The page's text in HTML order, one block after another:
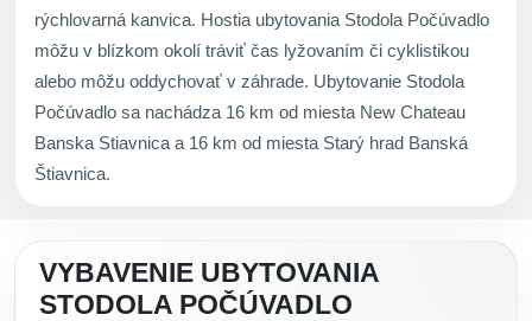
rýchlovarná kanvica. Hostia ubytovania Stodola Počúvadlo
môžu v blízkom okolí tráviť čas lyžovaním či cyklistikou
alebo môžu oddychovať v záhrade. Ubytovanie Stodola
Počúvadlo sa nachádza 16 km od miesta New Chateau
Banska Stiavnica a 16 km od miesta Starý hrad Banská
Štiavnica.
VYBAVENIE UBYTOVANIA
STODOLA POČÚVADLO